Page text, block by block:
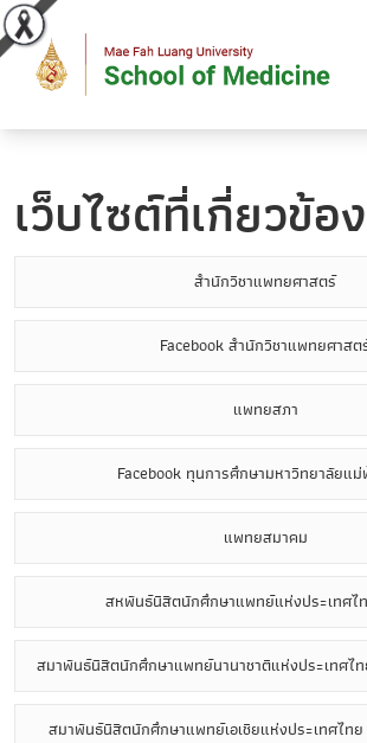
เว็บไซต์ที่เกี่ยวข้อง
สำนักวิชาแพทยศาสตร์
Facebook สำนักวิชาแพทยศาสต
แพทยสภา
Facebook ทุนการศึกษามหาวิทยาลัยแ
แพทยสมาคม
สหพันธ์นิสิตนักศึกษาแพทย์แห่งประเทศไ
สมาพันธ์นิสิตนักศึกษาแพทย์นานาชาติแห่งประเทศไท
สมาพันธ์นิสิตนักศึกษาแพทย์เอเชียแห่งประเทศไทย